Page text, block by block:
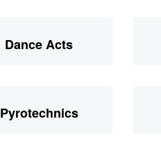
Dance Acts
Pyrotechnics